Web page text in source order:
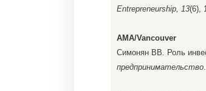
Entrepreneurship, 13(6),
AMA/Vancouver
Симонян ВВ. Роль
предпринимательство